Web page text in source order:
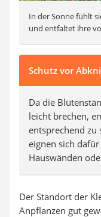
In der Sonne fühlt
und entfaltet ihre
Schutz vor
Da die
leicht brechen,
entsprechend zu
eignen sich
Hauswänden
Der Standort der
Anpflanzen gut